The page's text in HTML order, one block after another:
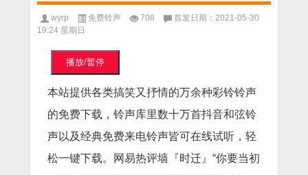
wyrp 免费铃声 708
首发日期：2021-05-30
19:24 星期日
播放/暂停
本站提供各类搞笑又抒情的万余种彩铃铃声
的免费下载，铃声库里数十万首抖音和弦铃
声以及经典免费来电铃声皆可在线试听，轻
松一键下载。网易热评墙『时迁』“你要当初